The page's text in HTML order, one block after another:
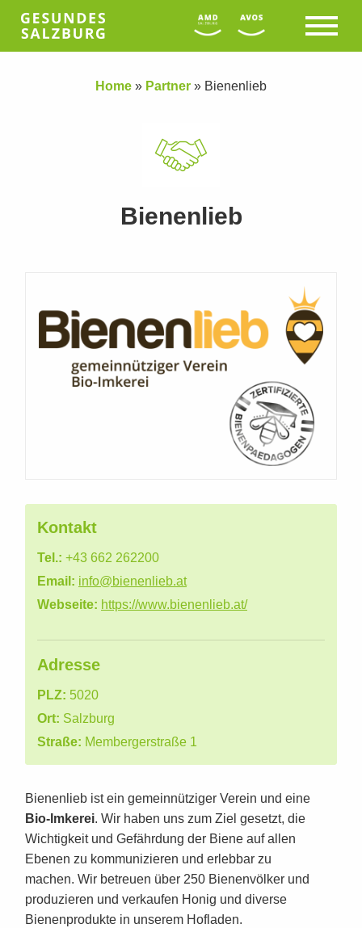
Home » Partner » Bienenlieb
Bienenlieb
Kontakt
Tel.: +43 662 262200
Email: info@bienenlieb.at
Webseite: https://www.bienenlieb.at/
Adresse
PLZ: 5020
Ort: Salzburg
Straße: Membergerstraße 1
Bienenlieb istein gemeinnütziger Verein und eine
Bio-Imkerei. Wir haben uns zum Ziel gesetzt, die
Wichtigkeit und Gefährdung der Biene auf allen
Ebenen zu kommunizieren und erlebbar zu
machen. Wir betreuen über 250 Bienenvölker und
produzieren und verkaufen Honig und diverse
Bienenprodukte in unserem Hofladen.